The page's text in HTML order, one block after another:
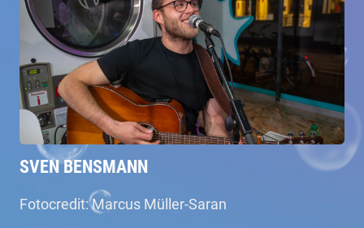
SVEN BENSMANN
Fotocredit: Marcus Müller-Saran